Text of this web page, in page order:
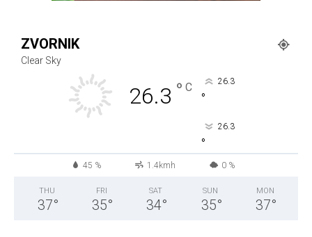
ZVORNIK
Clear Sky
26.3 ° C 26.3
°
26.3
°
45 % 1.4kmh 0 %
THU
37°
FRI
35°
SAT
34°
SUN
35°
MON
37°